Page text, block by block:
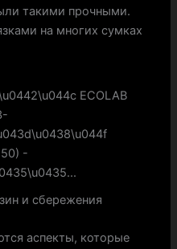
такими прочными.
на многих сумках
и сбережения
аспекты, которые